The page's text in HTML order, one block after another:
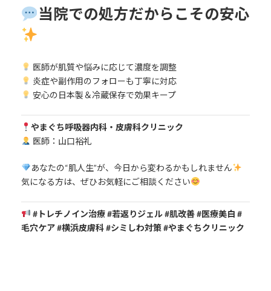
当院での処方だからこその安心
医師が肌質や悩みに応じて濃度を調整
炎症や副作用のフォローも丁寧に対応
安心の日本製＆冷蔵保存で効果キープ
やまぐち呼吸器内科・皮膚科クリニック
医師：山口裕礼
あなたの“肌人生”が、今日から変わるかもしれません
気になる方は、ぜひお気軽にご相談ください
#トレチノイン治療 #若返りジェル #肌改善 #医療美白 #
毛穴ケア #横浜皮膚科 #シミしわ対策 #やまぐちクリニック